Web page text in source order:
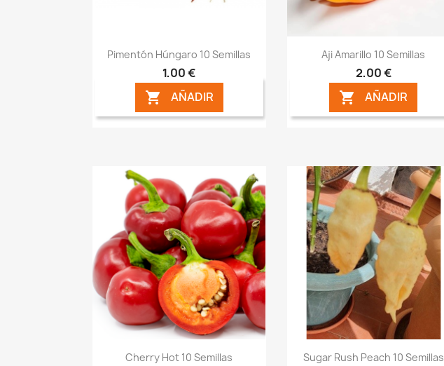
 Vista rápida
Pimentón Húngaro 10 Semillas
1,00 €
 AÑADIR
Vista rápida
Aji Amarillo 10 Semillas
2,00 €
 AÑADIR
Vista rápida
Cherry Hot 10 Semillas Vista rápida
Sugar Rush Peach 10 Semillas